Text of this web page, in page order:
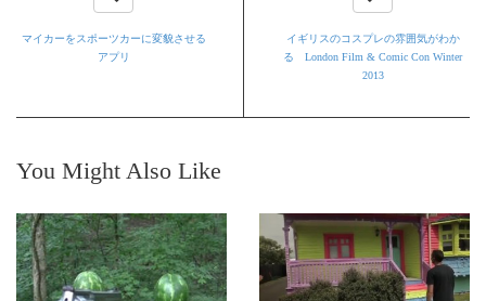
マイカーをスポーツカーに変貌させる
アプリ
イギリスのコスプレの雰囲気がわか
る London Film & Comic Con Winter
2013
You Might Also Like